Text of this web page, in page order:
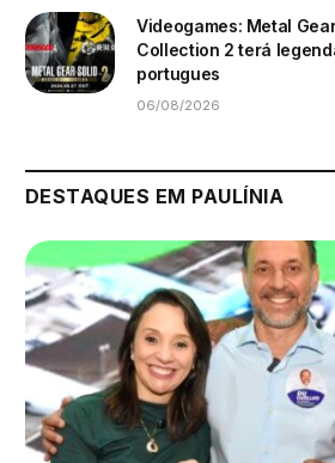
Videogames: Metal
Collection 2 terá
portugues
06/08/2026
DESTAQUES EM PAULÍNIA